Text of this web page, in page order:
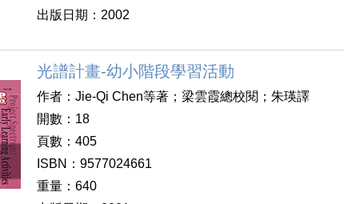
出版日期：2002
光譜計畫-幼小階段學習活動
作者：Jie-Qi Chen等著；梁雲霞總校閱；朱瑛譯
開數：18
頁數：405
ISBN：9577024661
重量：640